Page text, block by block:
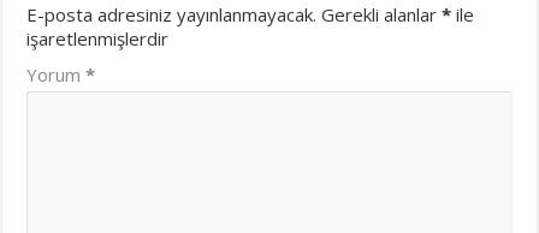
E-posta adresiniz yayınlanmayacak. Gerekli alanlar* ile
işaretlenmişlerdir
Yorum*